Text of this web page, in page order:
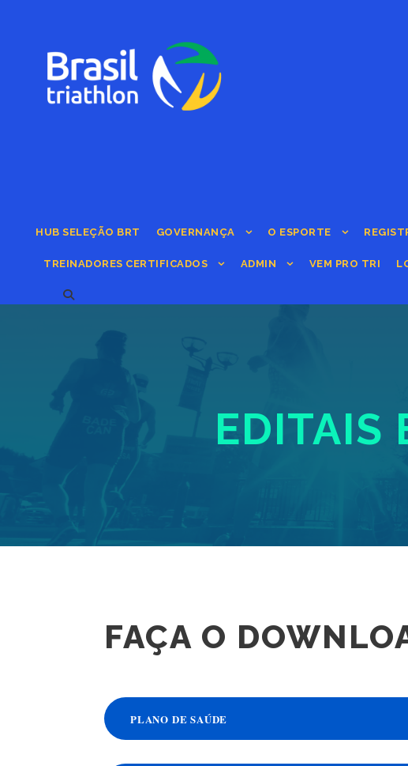
HUB SELEÇÃO BRT GOVERNANÇA O ESPORTE
TREINADORES CERTIFICADOS ADMIN VEM PRO TRI
EDITAIS
FAÇA O
PLANO DE SAÚDE